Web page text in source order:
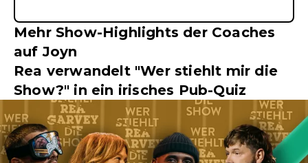
Mehr Show-Highlights der Coaches
auf Joyn
Rea verwandelt "Wer stiehlt mir die
Show?" in ein irisches Pub-Quiz